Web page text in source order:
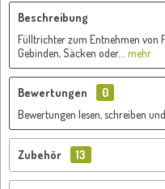
Beschreibung
Fülltrichter zum Entnehmen von
Gebinden, Säcken oder...
mehr
Bewertungen
0
Bewertungen lesen, schreiben und
Zubehör 13